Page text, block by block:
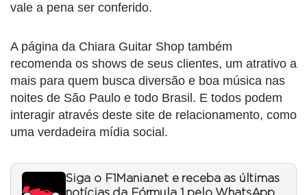
vale a pena ser conferido.
A página da Chiara Guitar Shop também
recomenda os shows de seus clientes, um atrativo a
mais para quem busca diversão e boa música nas
noites de São Paulo e todo Brasil. E todos podem
interagir através deste site de relacionamento, como
uma verdadeira mídia social.
Siga o F1Mania.net e receba as últimas